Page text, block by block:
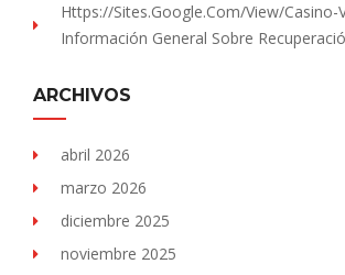
Https://sites.Google.com/view/Casino-
Información General Sobre
ARCHIVOS
abril 2026
marzo 2026
diciembre 2025
noviembre 2025